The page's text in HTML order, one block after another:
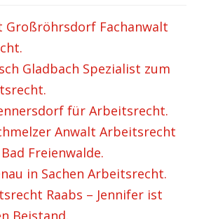
Großröhrsdorf Fachanwalt
Gladbach Spezialist zum
für Arbeitsrecht.
Anwalt Arbeitsrecht
Freienwalde.
in Sachen Arbeitsrecht.
Raabs – Jennifer ist